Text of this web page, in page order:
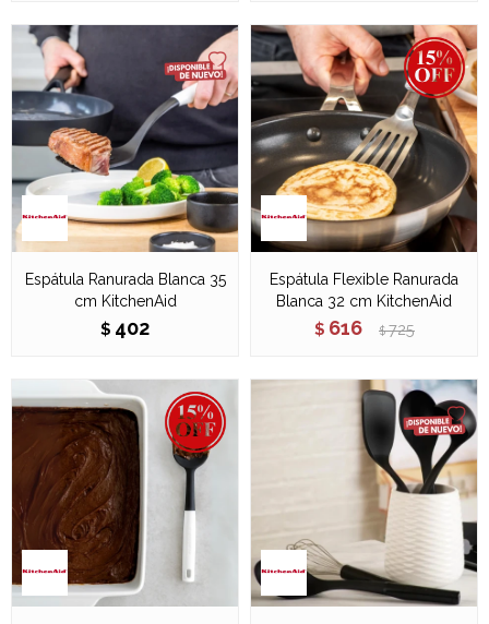
Espátula Ranurada Blanca 35
cm KitchenAid
$ 402
Espátula Flexible Ranurada
Blanca 32 cm KitchenAid
$ 616 $ 725